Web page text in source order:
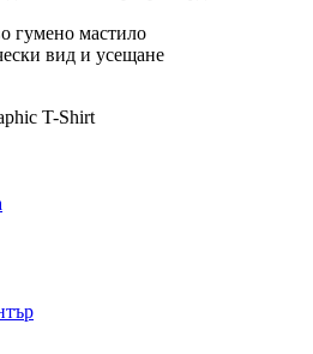
гумено мастило
вид и усещане
T-Shirt